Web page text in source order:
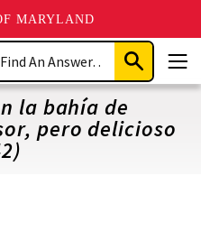
MARYLAND
Submit
Search
la bahía de
pero delicioso